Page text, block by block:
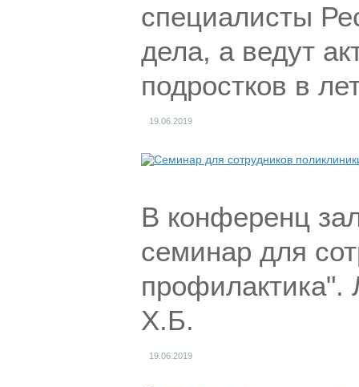
специалисты
дела, а ведут
подростков в
19.06.2019
В конференц
семинар для
профилактика".
Х.Б.
19.06.2019